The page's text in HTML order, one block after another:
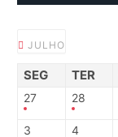
JULHO
SEG TER
27 28
3 4